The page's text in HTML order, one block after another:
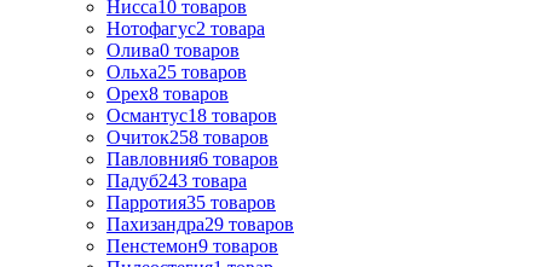
Нисса10 товаров
Нотофагус2 товара
Олива0 товаров
Ольха25 товаров
Орех8 товаров
Османтус18 товаров
Очиток258 товаров
Павловния6 товаров
Падуб243 товара
Парротия35 товаров
Пахизандра29 товаров
Пенстемон9 товаров